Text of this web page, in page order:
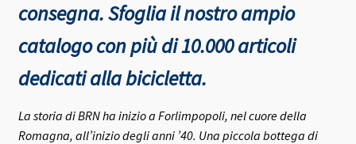
consegna.Sfoglia il nostro ampio
catalogo con più di 10.000 articoli
dedicati alla bicicletta.
La storia di BRN ha inizio a Forlimpopoli, nel cuore della
Romagna, all’inizio degli anni ’40. Una piccola bottega di